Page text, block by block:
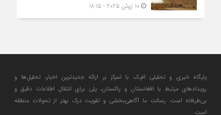
10 ژوئن 2025 - 18:15
پایگاه خبری و تحلیلی افپک با تمرکز بر ارائه جدیدترین اخبار، تحلیل‌ها و
رویدادهای مرتبط با افغانستان و پاکستان، پلی برای انتقال اطلاعات دقیق و
بی‌طرفانه است. رسالت ما آگاهی‌بخشی و تقویت درک بهتر از تحولات منطقه
است.